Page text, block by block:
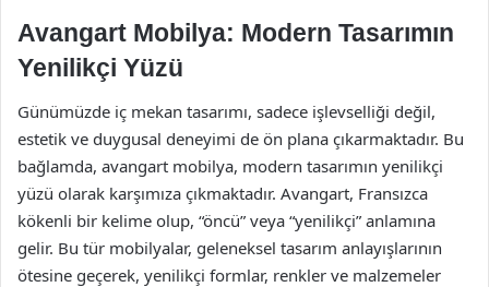
Avangart Mobilya: Modern Tasarımın
Yenilikçi Yüzü
Günümüzde iç mekan tasarımı, sadece işlevselliği değil,
estetik ve duygusal deneyimi de ön plana çıkarmaktadır. Bu
bağlamda, avangart mobilya, modern tasarımın yenilikçi
yüzü olarak karşımıza çıkmaktadır. Avangart, Fransızca
kökenli bir kelime olup, “öncü” veya “yenilikçi” anlamına
gelir. Bu tür mobilyalar, geleneksel tasarım anlayışlarının
ötesine geçerek, yenilikçi formlar, renkler ve malzemeler